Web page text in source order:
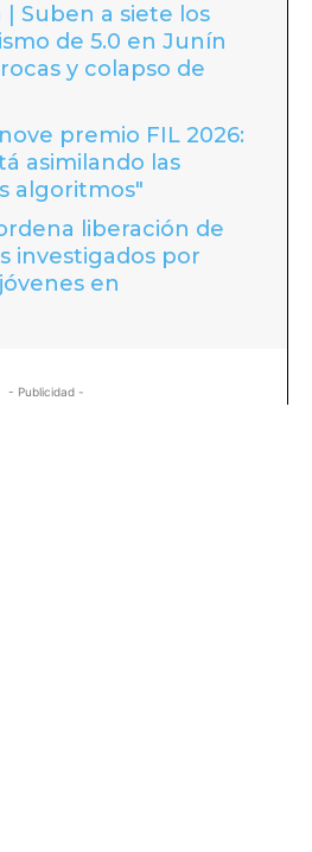
Suben a siete los
de 5.0 en Junín
y colapso de
premio FIL 2026:
asimilando las
algoritmos"
liberación de
investigados por
en
- Publicidad -